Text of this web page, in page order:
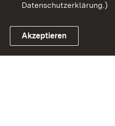
Datenschutzerklärung.)
Akzeptieren